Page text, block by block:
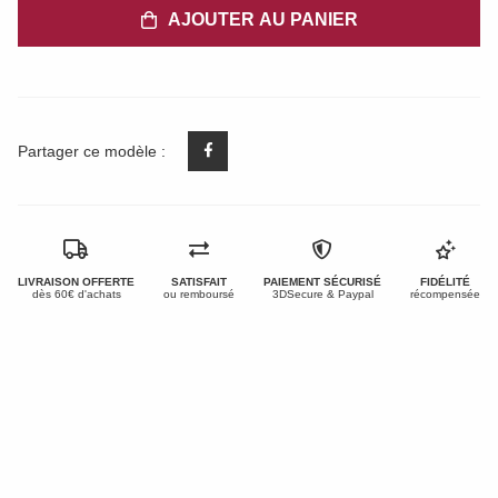
AJOUTER AU PANIER
Partager ce modèle :
LIVRAISON OFFERTE
dès 60€ d'achats
SATISFAIT
ou remboursé
PAIEMENT SÉCURISÉ
3DSecure & Paypal
FIDÉLITÉ
récompensée